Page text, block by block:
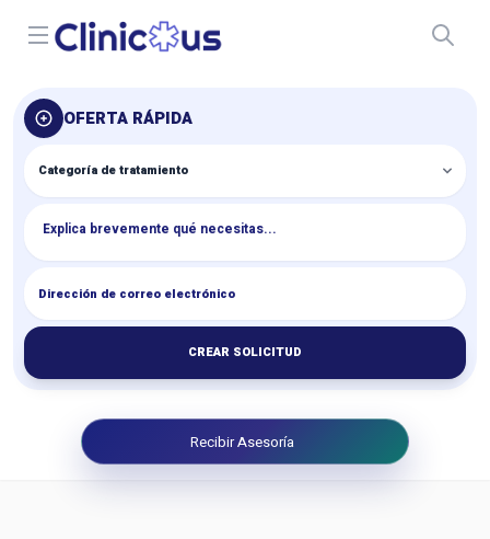
Open menu
OFERTA RÁPIDA
CREAR SOLICITUD
Recibir Asesoría